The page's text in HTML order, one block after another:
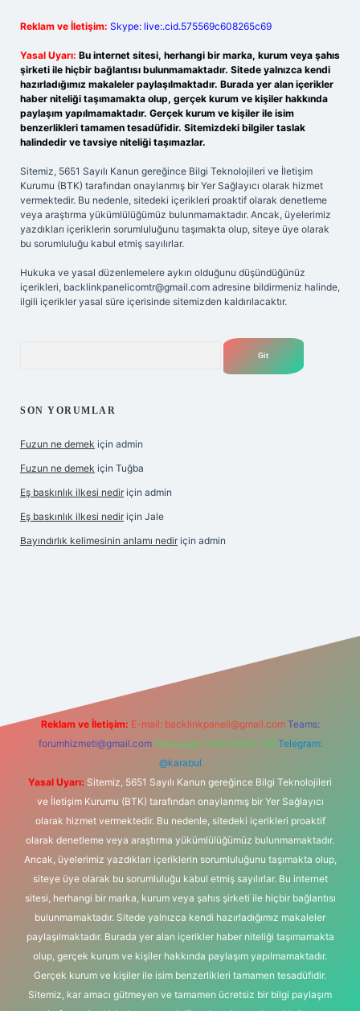
Reklam ve İletişim: Skype: live:.cid.575569c608265c69
Yasal Uyarı: Bu internet sitesi, herhangi bir marka, kurum veya şahıs
şirketi ile hiçbir bağlantısı bulunmamaktadır. Sitede yalnızca kendi
hazırladığımız makaleler paylaşılmaktadır. Burada yer alan içerikler
haber niteliği taşımamakta olup, gerçek kurum ve kişiler hakkında
paylaşım yapılmamaktadır. Gerçek kurum ve kişiler ile isim
benzerlikleri tamamen tesadüfidir. Sitemizdeki bilgiler taslak
halindedir ve tavsiye niteliği taşımazlar.
Sitemiz, 5651 Sayılı Kanun gereğince Bilgi Teknolojileri ve İletişim
Kurumu (BTK) tarafından onaylanmış bir Yer Sağlayıcı olarak hizmet
vermektedir. Bu nedenle, sitedeki içerikleri proaktif olarak denetleme
veya araştırma yükümlülüğümüz bulunmamaktadır. Ancak, üyelerimiz
yazdıkları içeriklerin sorumluluğunu taşımakta olup, siteye üye olarak
bu sorumluluğu kabul etmiş sayılırlar.
Hukuka ve yasal düzenlemelere aykırı olduğunu düşündüğünüz
içerikleri, backlinkpanelicomtr@gmail.com adresine bildirmeniz halinde,
ilgili içerikler yasal süre içerisinde sitemizden kaldırılacaktır.
SON YORUMLAR
Fuzun ne demek için admin
Fuzun ne demek için Tuğba
Eş baskınlık ilkesi nedir için admin
Eş baskınlık ilkesi nedir için Jale
Bayındırlık kelimesinin anlamı nedir için admin
Reklam ve İletişim: E-mail: backlinkpaneli@gmail.com Teams:
forumhizmeti@gmail.com Whatsapp: 0262 606 0 726 Telegram:
@karabul
Yasal Uyarı: Sitemiz, 5651 Sayılı Kanun gereğince Bilgi Teknolojileri
ve İletişim Kurumu (BTK) tarafından onaylanmış bir Yer Sağlayıcı
olarak hizmet vermektedir. Bu nedenle, sitedeki içerikleri proaktif
olarak denetleme veya araştırma yükümlülüğümüz bulunmamaktadır.
Ancak, üyelerimiz yazdıkları içeriklerin sorumluluğunu taşımakta olup,
siteye üye olarak bu sorumluluğu kabul etmiş sayılırlar. Bu internet
sitesi, herhangi bir marka, kurum veya şahıs şirketi ile hiçbir bağlantısı
bulunmamaktadır. Sitede yalnızca kendi hazırladığımız makaleler
paylaşılmaktadır. Burada yer alan içerikler haber niteliği taşımamakta
olup, gerçek kurum ve kişiler hakkında paylaşım yapılmamaktadır.
Gerçek kurum ve kişiler ile isim benzerlikleri tamamen tesadüfidir.
Sitemiz, kar amacı gütmeyen ve tamamen ücretsiz bir bilgi paylaşım